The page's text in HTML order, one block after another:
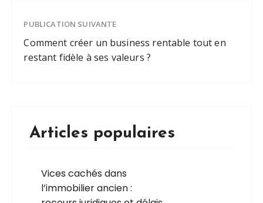
PUBLICATION SUIVANTE
Comment créer un business rentable tout en
restant fidèle à ses valeurs ?
Articles populaires
Vices cachés dans
l’immobilier ancien :